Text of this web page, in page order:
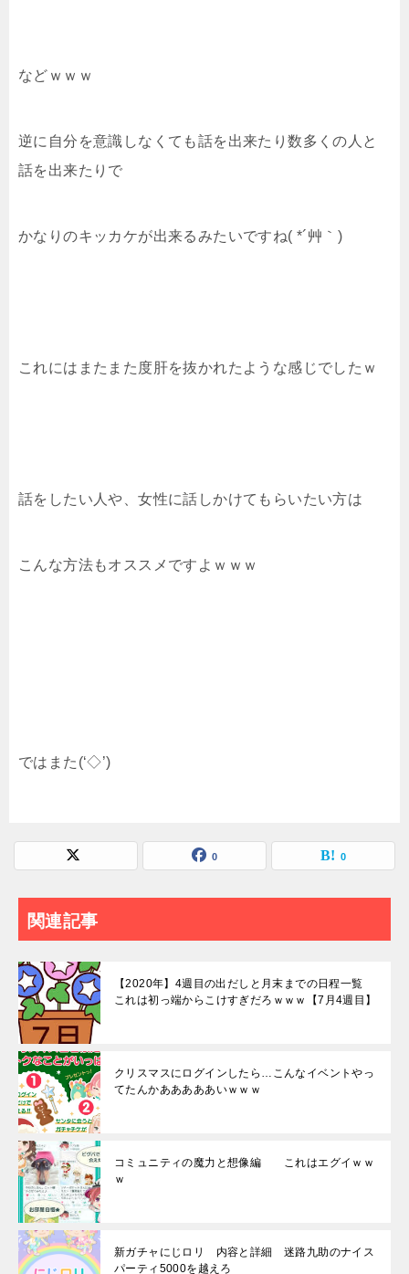
などｗｗｗ
逆に自分を意識しなくても話を出来たり数多くの人と
話を出来たりで
かなりのキッカケが出来るみたいですね( *´艸｀)
これにはまたまた度肝を抜かれたような感じでしたｗ
話をしたい人や、女性に話しかけてもらいたい方は
こんな方法もオススメですよｗｗｗ
ではまた(‘◇’)ゞ
0 0
関連記事
【2020年】4週目の出だしと月末までの日程一覧
これは初っ端からこけすぎだろｗｗｗ【7月4週目】
クリスマスにログインしたら…こんなイベントやっ
てたんかあああああいｗｗｗ
コミュニティの魔力と想像編 これはエグイｗｗ
ｗ
新ガチャにじロリ 内容と詳細 迷路九助のナイス
パーティ5000を越えろ